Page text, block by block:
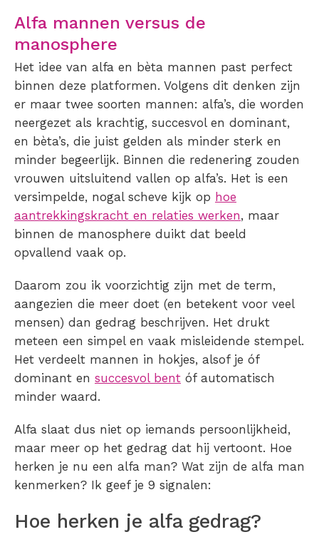
Alfa mannen versus de
manosphere
Het idee van alfa en bèta mannen past perfect
binnen deze platformen. Volgens dit denken zijn
er maar twee soorten mannen: alfa’s, die worden
neergezet als krachtig, succesvol en dominant,
en bèta’s, die juist gelden als minder sterk en
minder begeerlijk. Binnen die redenering zouden
vrouwen uitsluitend vallen op alfa’s. Het is een
versimpelde, nogal scheve kijk op hoe
aantrekkingskracht en relaties werken, maar
binnen de manosphere duikt dat beeld
opvallend vaak op.
Daarom zou ik voorzichtig zijn met de term,
aangezien die meer doet (en betekent voor veel
mensen) dan gedrag beschrijven. Het drukt
meteen een simpel en vaak misleidende stempel.
Het verdeelt mannen in hokjes, alsof je óf
dominant en succesvol bent óf automatisch
minder waard.
Alfa slaat dus niet op iemands persoonlijkheid,
maar meer op het gedrag dat hij vertoont. Hoe
herken je nu een alfa man? Wat zijn de alfa man
kenmerken? Ik geef je 9 signalen:
Hoe herken je alfa gedrag?